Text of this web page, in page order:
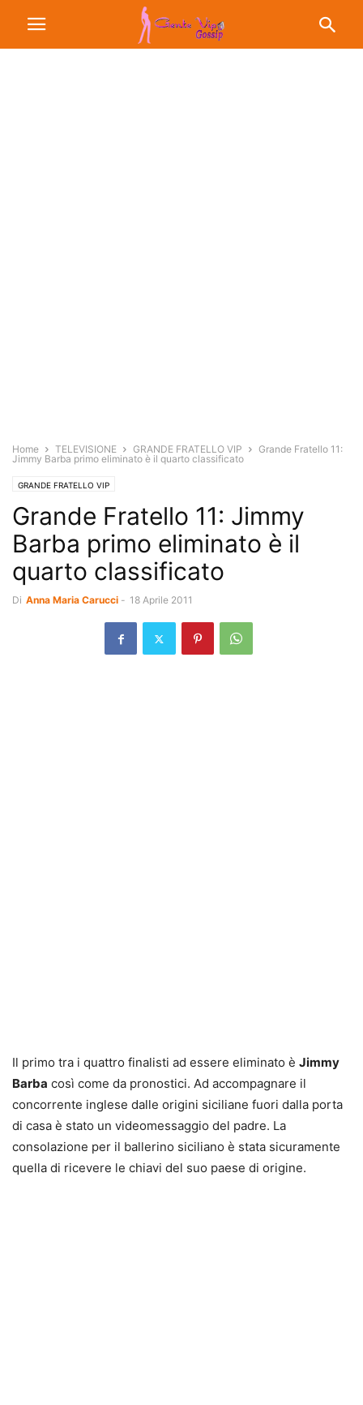
Home TELEVISIONE GRANDE FRATELLO VIP
Grande Fratello 11:
Jimmy Barba primo eliminato è il quarto classificato
GRANDE FRATELLO VIP
Grande Fratello 11: Jimmy
Barba primo eliminato è il
quarto classificato
Di Anna Maria Carucci - 18 Aprile 2011
Il primo tra i quattro finalisti ad essere eliminato è Jimmy
Barba così come da pronostici. Ad accompagnare il
concorrente inglese dalle origini siciliane fuori dalla porta
di casa è stato un videomessaggio del padre. La
consolazione per il ballerino siciliano è stata sicuramente
quella di ricevere le chiavi del suo paese di origine.